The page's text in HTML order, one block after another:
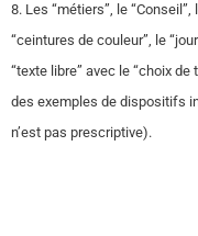
8. Les “métiers”, le “Conseil”,
“ceintures de couleur”, le
“texte libre” avec le “choix de
des exemples de dispositifs
n’est pas prescriptive).